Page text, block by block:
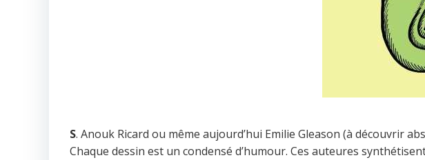
S. Anouk Ricard ou même aujourd’hui Emilie Gleason (à découvrir
Chaque dessin est un condensé d’humour. Ces auteures